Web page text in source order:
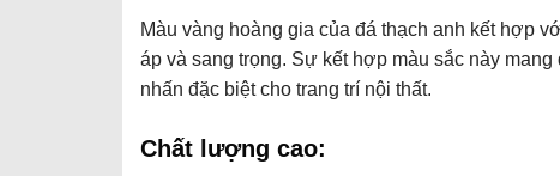
Màu vàng hoàng gia của đá thạch anh kết hợp
áp và sang trọng. Sự kết hợp màu sắc này
nhấn đặc biệt cho trang trí nội thất.
Chất lượng cao: